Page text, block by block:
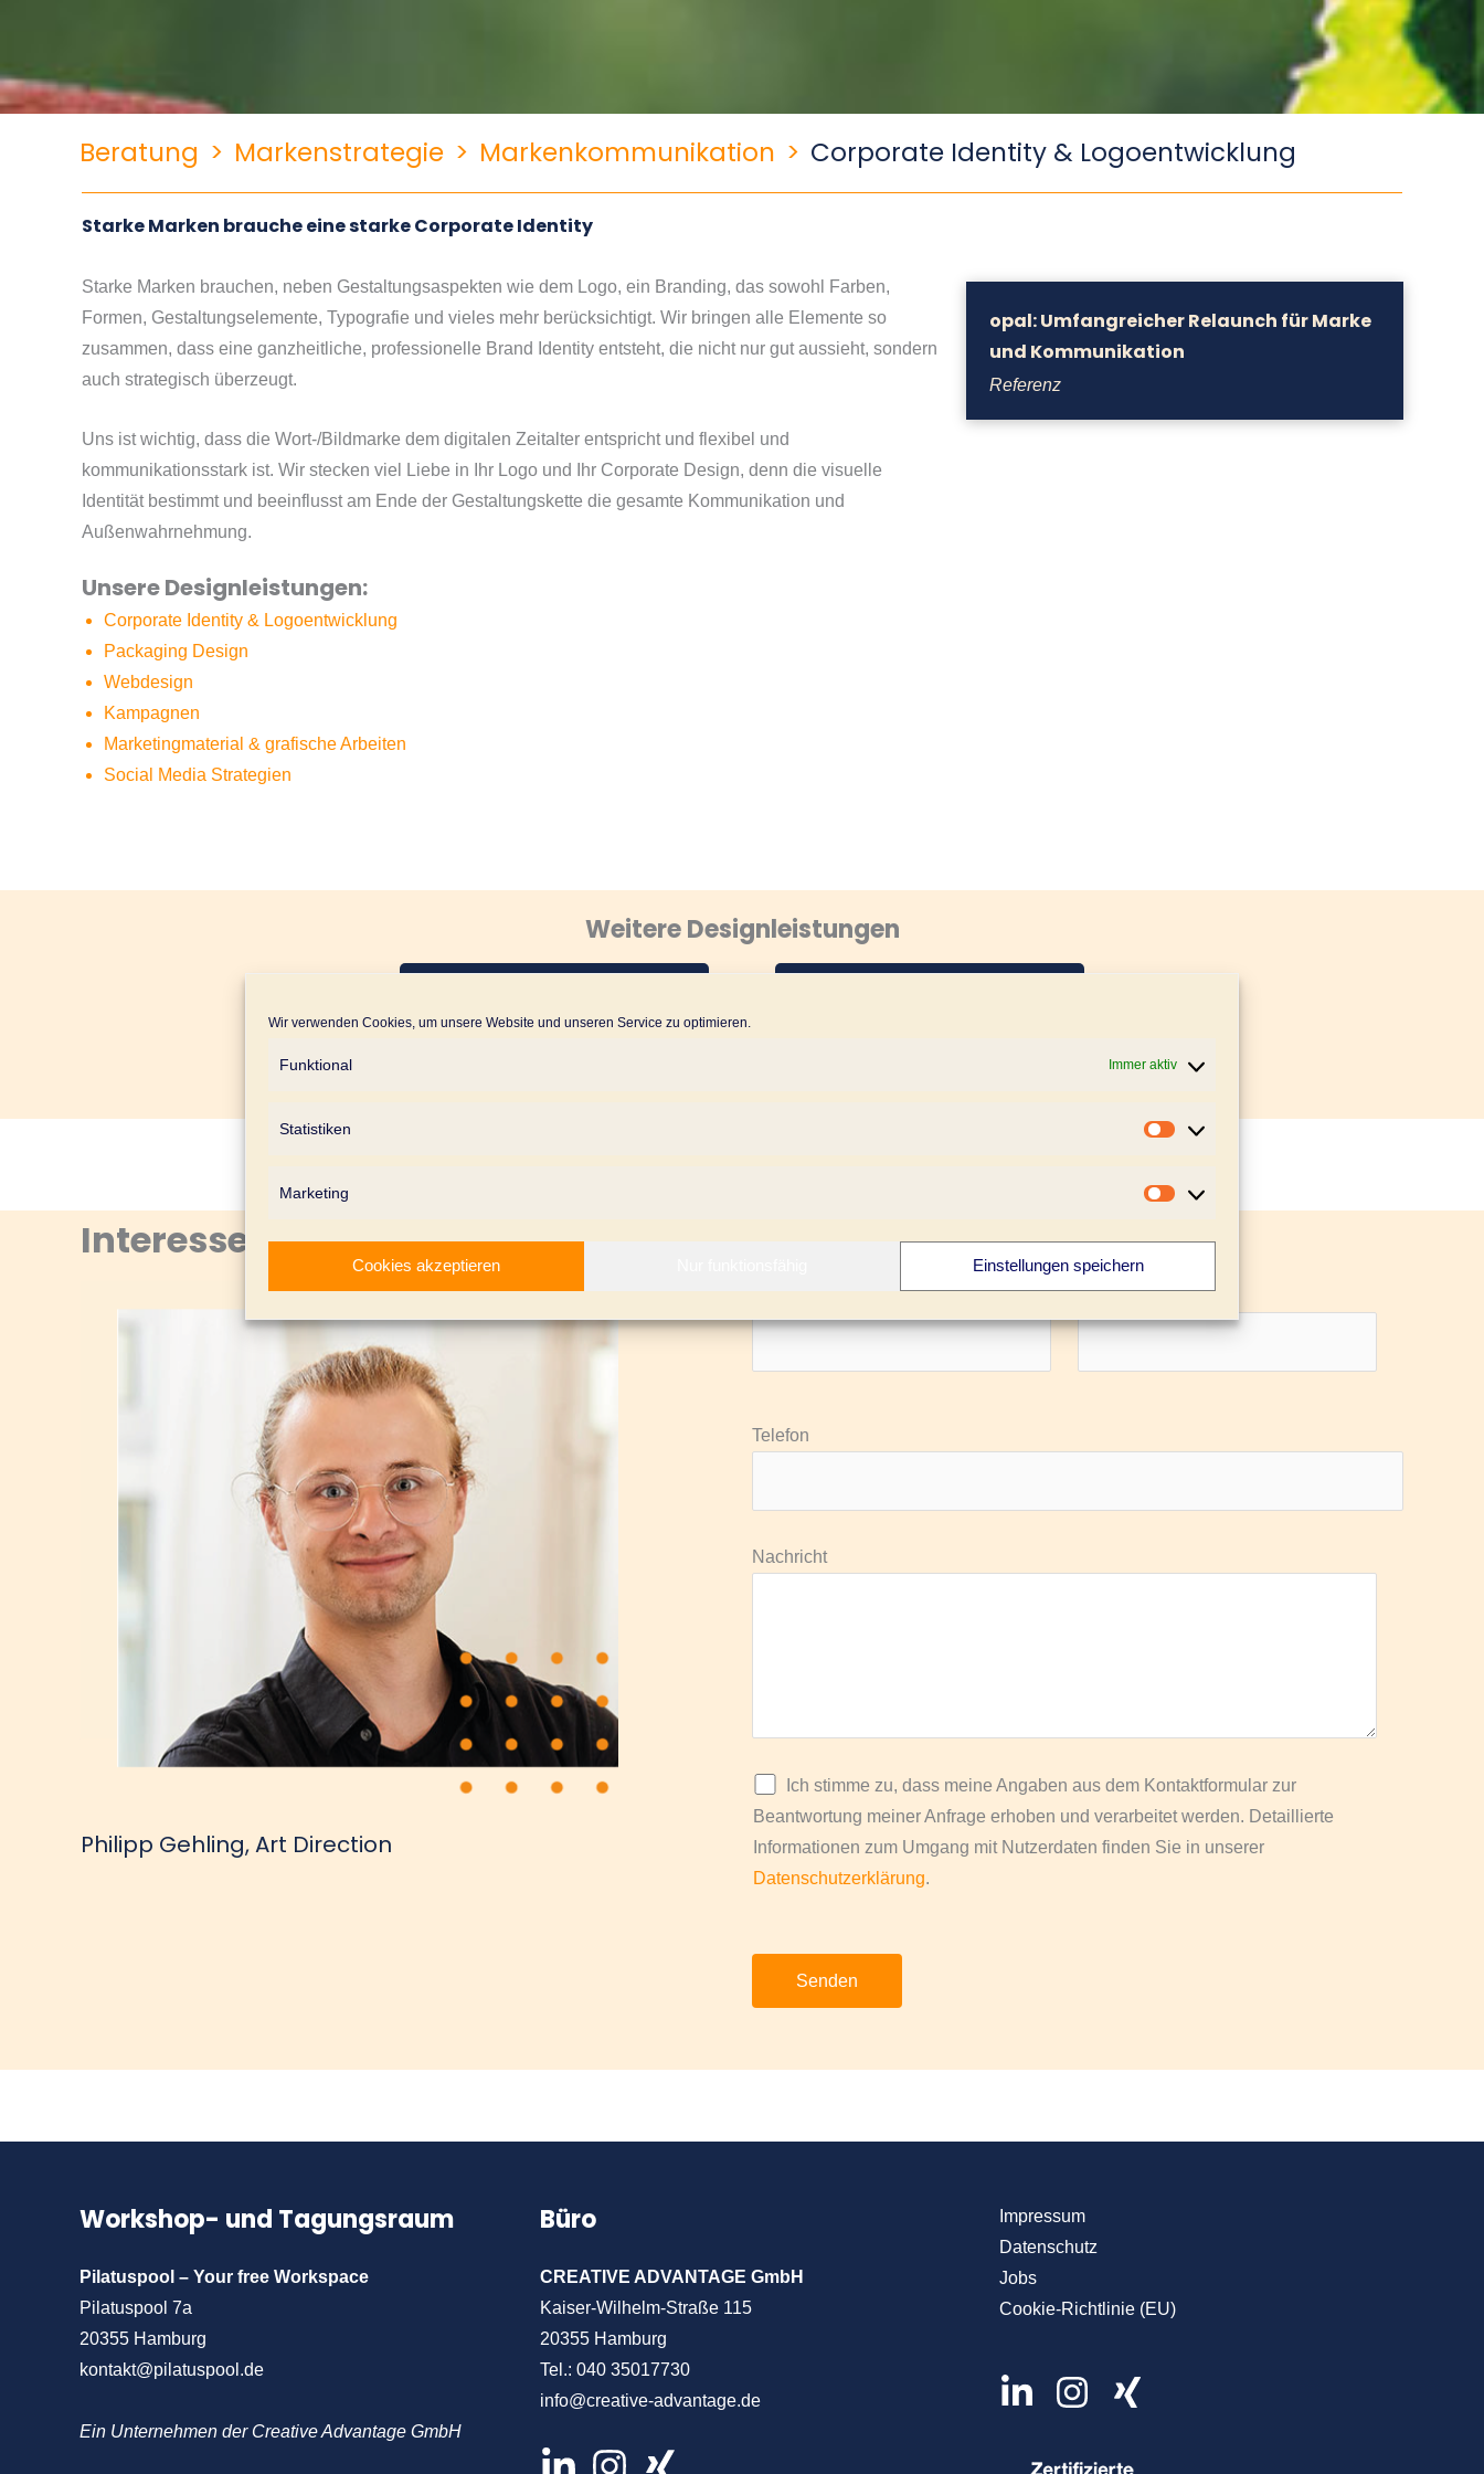
Wir verwenden Cookies, um unsere Website und unseren Service zu optimieren.
Funktional Immer aktiv
Statistiken
Statistiken
Marketing
Marketing
Cookies akzeptieren Einstellungen speichern
Beratung > Markenstrategie > Markenkommunikation > Corporate Identity & Logoentwicklung
Starke Marken brauche eine starke Corporate Identity
Starke Marken brauchen, neben Gestaltungsaspekten wie dem Logo, ein Branding, das sowohl Farben,
Formen, Gestaltungselemente, Typografie und vieles mehr berücksichtigt. Wir bringen alle Elemente so
zusammen, dass eine ganzheitliche, professionelle Brand Identity entsteht, die nicht nur gut aussieht, sondern
auch strategisch überzeugt.
Uns ist wichtig, dass die Wort-/Bildmarke dem digitalen Zeitalter entspricht und flexibel und
kommunikationsstark ist. Wir stecken viel Liebe in Ihr Logo und Ihr Corporate Design, denn die visuelle
Identität bestimmt und beeinflusst am Ende der Gestaltungskette die gesamte Kommunikation und
Außenwahrnehmung.
Unsere Designleistungen:
Corporate Identity & Logoentwicklung
Packaging Design
Webdesign
Kampagnen
Marketingmaterial & grafische Arbeiten
Social Media Strategien
opal:Umfangreicher Relaunch für Marke
und Kommunikation
Referenz
Weitere Designleistungen
Strategien
Interesse geweckt? – Jetzt Kontakt aufnehmen
Philipp Gehling, Art Direction
Name oder Unternehmen E-Mail-Adresse
Telefon
Nachricht
Ich stimme zu, dass meine Angaben aus dem Kontaktformular zur
Beantwortung meiner Anfrage erhoben und verarbeitet werden. Detaillierte
Informationen zum Umgang mit Nutzerdaten finden Sie in unserer
Datenschutzerklärung.
Workshop- und Tagungsraum
Pilatuspool – Your free Workspace
Pilatuspool 7a
20355 Hamburg
kontakt@pilatuspool.de
Ein Unternehmen der Creative Advantage GmbH
Büro
CREATIVE ADVANTAGE GmbH
Kaiser-Wilhelm-Straße 115
20355 Hamburg
Tel.: 040 35017730
info@creative-advantage.de
Impressum
Datenschutz
Jobs
Cookie-Richtlinie (EU)